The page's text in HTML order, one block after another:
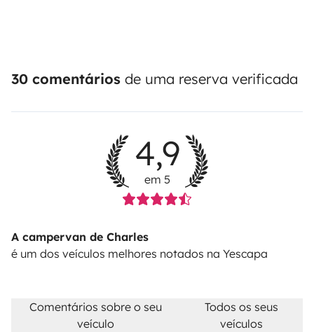
30 comentários de uma reserva verificada
4,9
em 5
A campervan de Charles
é um dos veículos melhores notados na Yescapa
Comentários sobre o seu
veículo
Todos os seus
veículos